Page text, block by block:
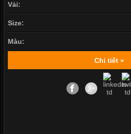
Vải:
Size:
Màu:
Chi tiết »